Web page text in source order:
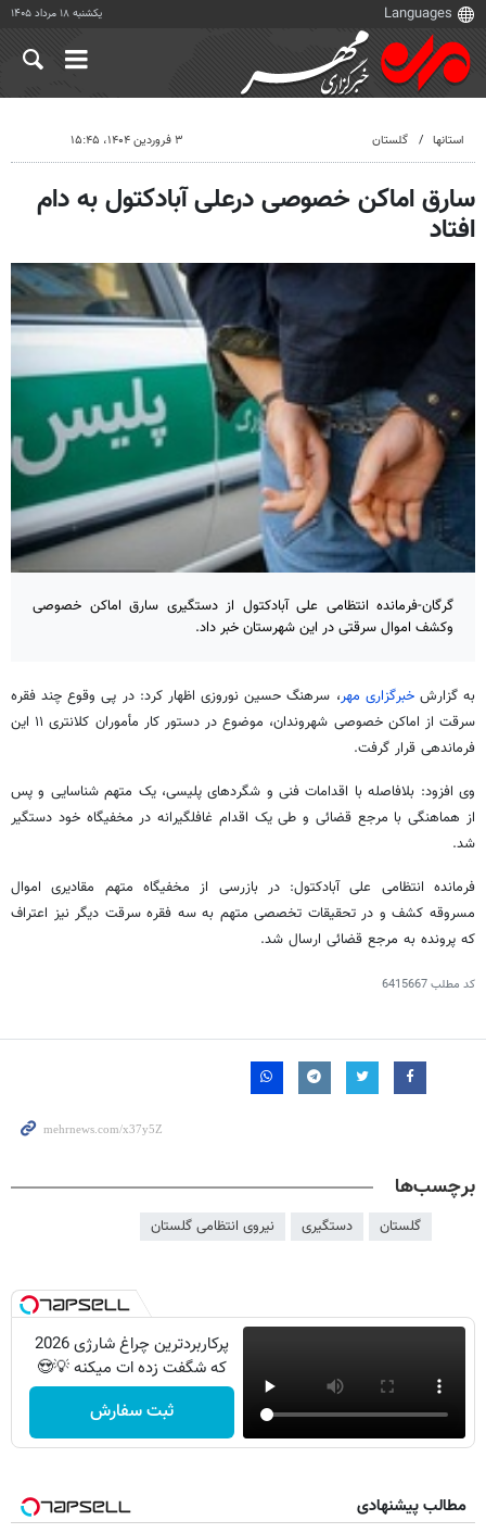
یکشنبه ۱۸ مرداد ۱۴۰۵
استانها گلستان ۳ فروردین ۱۴۰۴، ۱۵:۴۵
سارق اماکن خصوصی درعلی آبادکتول به دام
افتاد
گرگان-فرمانده انتظامی علی آبادکتول از دستگیری سارق اماکن خصوصی
وکشف اموال سرقتی در این شهرستان خبر داد.
به گزارشخبرگزاری مهر، سرهنگ حسین نوروزی اظهار کرد: در پی وقوع چند فقره
سرقت از اماکن خصوصی شهروندان، موضوع در دستور کار مأموران کلانتری ۱۱ این
فرماندهی قرار گرفت.
وی افزود: بلافاصله با اقدامات فنی و شگردهای پلیسی، یک متهم شناسایی و پس
از هماهنگی با مرجع قضائی و طی یک اقدام غافلگیرانه در مخفیگاه خود دستگیر
شد.
فرمانده انتظامی علیآبادکتول: در بازرسی از مخفیگاه متهم مقادیری اموال
مسروقه کشف و در تحقیقات تخصصی متهم به سه فقره سرقت دیگر نیز اعتراف
که پرونده به مرجع قضائی ارسال شد.
کد مطلب6415667
برچسب‌ها
گلستان دستگیری نیروی انتظامی گلستان
پرکاربردترین چراغ شارژی 2026
که شگفت زده ات میکنه 💡😍
ثبت سفارش
مطالب پیشنهادی